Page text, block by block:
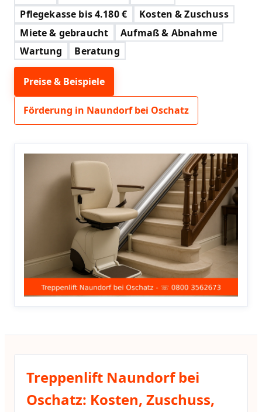
Pflegekasse bis 4.180 €
Kosten & Zuschuss
Miete & gebraucht
Aufmaß & Abnahme
Wartung
Beratung
Preise & Beispiele
Förderung in Naundorf bei Oschatz
Treppenlift Naundorf bei
Oschatz: Kosten, Zuschuss,